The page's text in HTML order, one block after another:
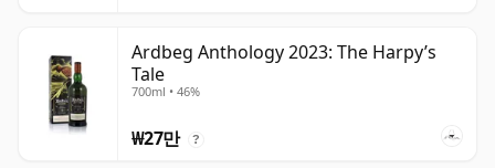
Ardbeg Anthology 2023: The Harpy’s
Tale
700ml • 46%
₩27만 ?